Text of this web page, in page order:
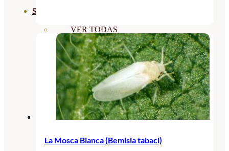
SEMILLAS
VER TODAS
BIODINÁMICAS DEMETER
HORTALIZA FRUTO
SEMILLAS HORTALIZA DE
HOJA
SEMILLAS FLORES
La Mosca Blanca (Bemisia tabaci)